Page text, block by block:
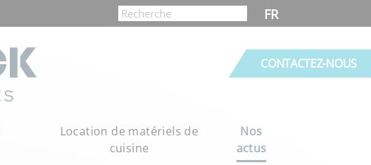
FR
CONTACTEZ-NOUS
Location de matériels de
cuisine
Nos
actus